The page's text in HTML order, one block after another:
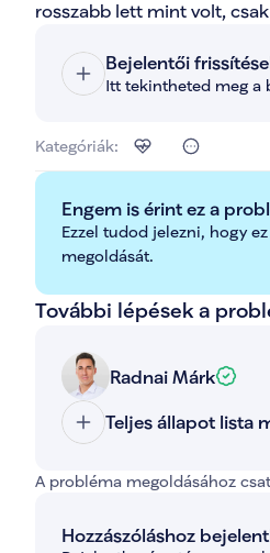
rosszabb lett mint volt,
Bejelentői
Itt tekintheted meg a
Kategóriák:
Engem is érint ez a
Ezzel tudod jelezni, hogy
megoldását.
További lépések a
Radnai Márk
Teljes állapot lista
A probléma megoldásához
Hozzászóláshoz